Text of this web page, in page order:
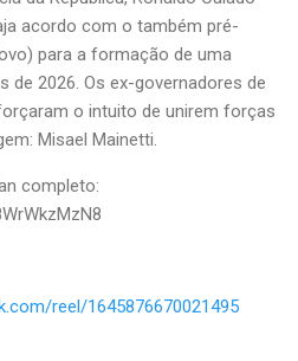
acordo com o também pré-
para a formação de uma
de 2026. Os ex-governadores de
o intuito de unirem forças
Misael Mainetti.
completo:
reel/1645876670021495